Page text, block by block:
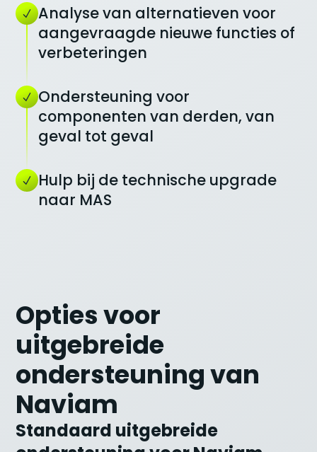
Analyse van alternatieven voor
aangevraagde nieuwe functies of
verbeteringen
Ondersteuning voor
componenten van derden, van
geval tot geval
Hulp bij de technische upgrade
naar MAS
Opties voor
uitgebreide
ondersteuning van
Naviam
Standaard uitgebreide